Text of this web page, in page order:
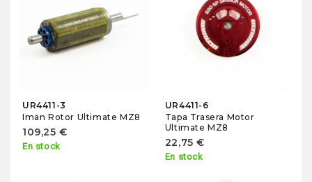
UR4411-3
Iman Rotor Ultimate MZ8
109,25 €
En stock
UR4411-6
Tapa Trasera Motor
Ultimate MZ8
22,75 €
En stock